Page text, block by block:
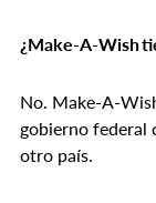
¿Make-A-Wish
No. Make-A-
gobierno federal
otro país.